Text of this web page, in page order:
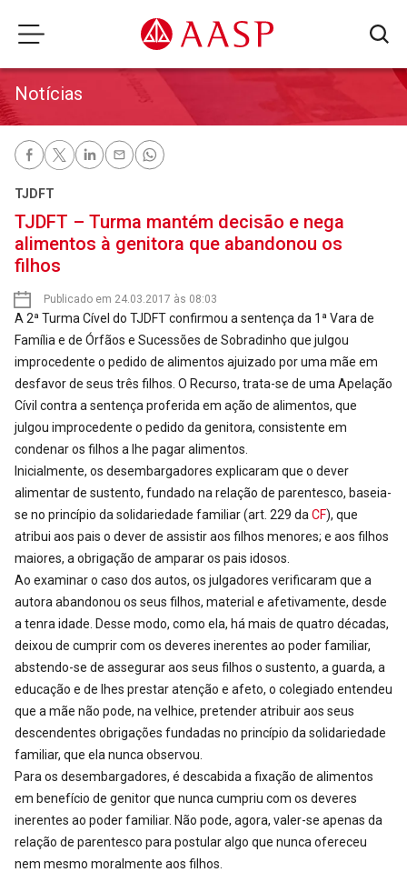
Notícias
TJDFT
TJDFT – Turma mantém decisão e nega
alimentos à genitora que abandonou os
filhos
Publicado em 24.03.2017 às 08:03
A 2ª Turma Cível do TJDFT confirmou a sentença da 1ª Vara de
Família e de Órfãos e Sucessões de Sobradinho que julgou
improcedente o pedido de alimentos ajuizado por uma mãe em
desfavor de seus três filhos. O Recurso, trata-se de uma Apelação
Cívil contra a sentença proferida em ação de alimentos, que
julgou improcedente o pedido da genitora, consistente em
condenar os filhos a lhe pagar alimentos.
Inicialmente, os desembargadores explicaram que o dever
alimentar de sustento, fundado na relação de parentesco, baseia-
se no princípio da solidariedade familiar (art. 229 da CF), que
atribui aos pais o dever de assistir aos filhos menores; e aos filhos
maiores, a obrigação de amparar os pais idosos.
Ao examinar o caso dos autos, os julgadores verificaram que a
autora abandonou os seus filhos, material e afetivamente, desde
a tenra idade. Desse modo, como ela, há mais de quatro décadas,
deixou de cumprir com os deveres inerentes ao poder familiar,
abstendo-se de assegurar aos seus filhos o sustento, a guarda, a
educação e de lhes prestar atenção e afeto, o colegiado entendeu
que a mãe não pode, na velhice, pretender atribuir aos seus
descendentes obrigações fundadas no princípio da solidariedade
familiar, que ela nunca observou.
Para os desembargadores, é descabida a fixação de alimentos
em benefício de genitor que nunca cumpriu com os deveres
inerentes ao poder familiar. Não pode, agora, valer-se apenas da
relação de parentesco para postular algo que nunca ofereceu
nem mesmo moralmente aos filhos.